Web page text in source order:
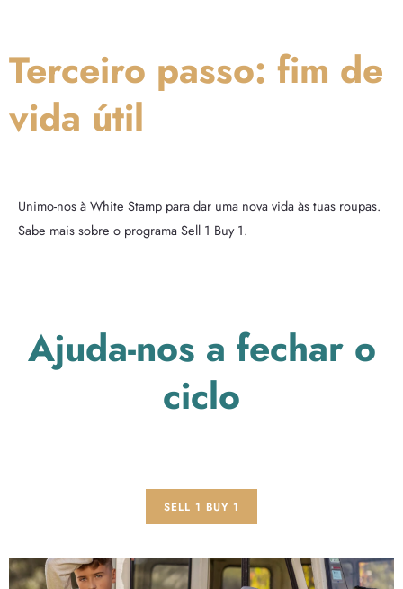
Terceiro passo: fim de
vida útil
Unimo-nos à White Stamp para dar uma nova vida às tuas roupas.
Sabe mais sobre o programa Sell 1 Buy 1.
Ajuda-nos a fechar o
ciclo
SELL 1 BUY 1